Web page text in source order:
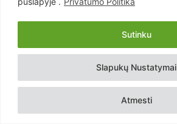
Slapukų Nustatymai
Atmesti
Sutinku
Teisėsauga
Lietuva